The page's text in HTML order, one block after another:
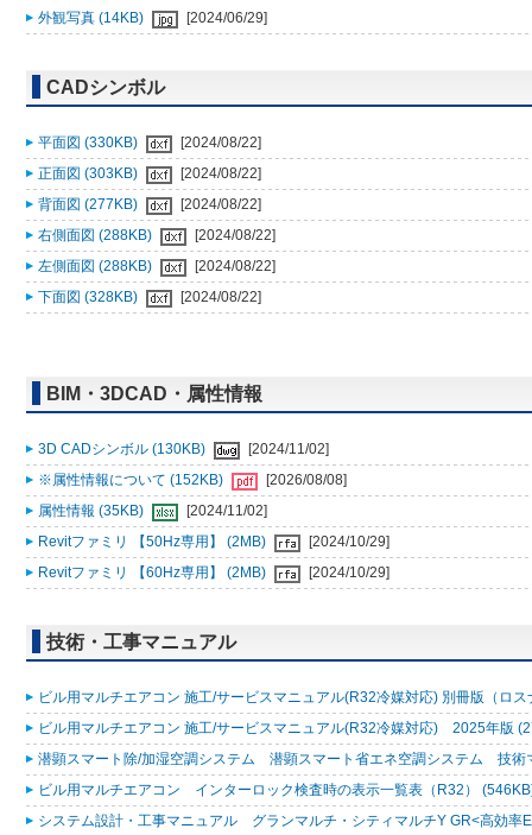
外観写真 (14KB) [2024/06/29]
CADシンボル
平面図 (330KB)
[2024/08/22]
正面図 (303KB)
[2024/08/22]
背面図 (277KB)
[2024/08/22]
右側面図 (288KB)
[2024/08/22]
左側面図 (288KB)
[2024/08/22]
下面図 (328KB)
[2024/08/22]
BIM・3DCAD・属性情報
3D CADシンボル (130KB)
[2024/11/02]
※属性情報について (152KB)
[2026/08/08]
属性情報 (35KB)
[2024/11/02]
Revitファミリ 【50Hz専用】 (2MB)
[2024/10/29]
Revitファミリ 【60Hz専用】 (2MB)
[2024/10/29]
技術・工事マニュアル
ビル用マルチエアコン 施工/サービスマニュアル(R32冷媒対応) 別冊版（ロ
ビル用マルチエアコン 施工/サービスマニュアル(R32冷媒対応) 2025年版
潜顕スマート除/加湿空調システム 潜顕スマート省エネ空調システム 技
ビル用マルチエアコン インターロック検査時の表示一覧表（R32）
システム設計・工事マニュアル グランマルチ・シティマルチY GR<高効